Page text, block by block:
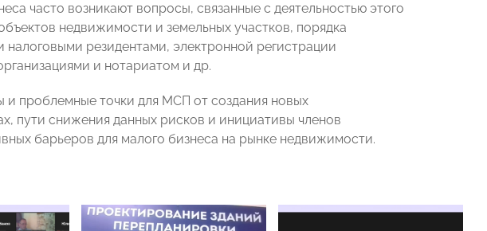
часто возникают вопросы, связанные с деятельностью этого
недвижимости и земельных участков, порядка
резидентами, электронной регистрации
и нотариатом и др.
и проблемные точки для МСП от создания новых
пути снижения данных рисков и инициативы членов
барьеров для малого бизнеса на рынке недвижимости.